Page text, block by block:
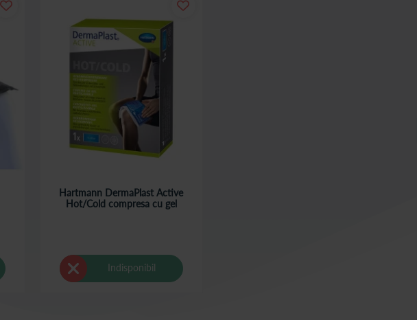
Hartmann DermaPlast Active
Hot/Cold compresa cu gel
Indisponibil